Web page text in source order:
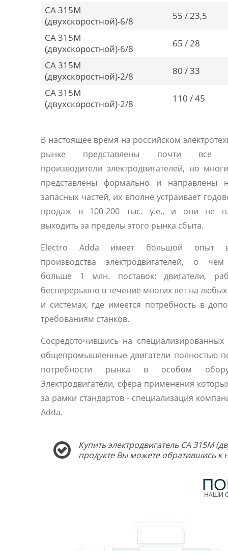
CA 315M
(двухскоростной)-6/8
55 / 23,5
CA 315M
(двухскоростной)-6/8
65 / 28
CA 315M
(двухскоростной)-2/8
80 / 33
CA 315M
(двухскоростной)-2/8
110 / 45
В настоящее время на российском
рынке представлены почти все
производители электродвигателей, но
представлены формально и направлены
запасных частей, их вполне устраивает
продаж в 100-200 тыс. у.е., и они не
выходить за пределы этого рынка сбыта.
Electro Adda имеет большой опыт
производства электродвигателей, о
больше 1 млн. поставок: двигатели,
бесперерывно в течение многих лет на
и системах, где имеется потребность в
требованиям станков.
Сосредоточившись на специализированных
общепромышленные двигатели полностью
потребности рынка в особом
Электродвигатели, сфера применения
за рамки стандартов - специализация
Adda.
Купить электродвигатель CA 315M
продукте Вы можете обратившись
НАШИ